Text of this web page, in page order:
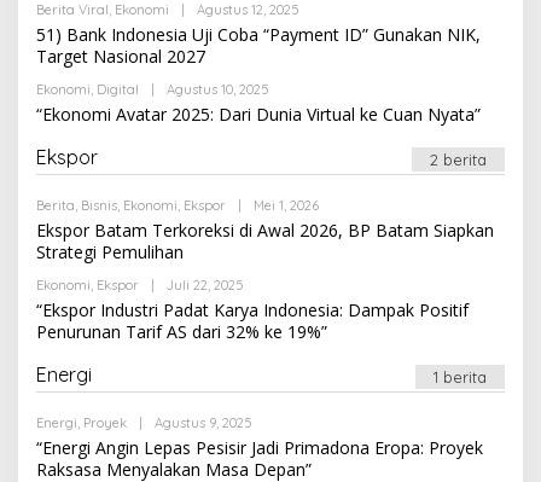
Berita Viral, Ekonomi Agustus 12, 2025
Newssportsaz_0q4zf1
51) Bank Indonesia Uji Coba “Payment ID” Gunakan NIK,
Target Nasional 2027
Ekonomi, Digital Agustus 10, 2025
Newssportsaz_0q4zf1
“Ekonomi Avatar 2025: Dari Dunia Virtual ke Cuan Nyata”
Ekspor 2 berita
Berita, Bisnis, Ekonomi, Ekspor Mei 1, 2026Oleh
Ekspor Batam Terkoreksi di Awal 2026, BP Batam Siapkan
Strategi Pemulihan
Ekonomi, Ekspor Juli 22, 2025
Newssportsaz_0q4zf1
“Ekspor Industri Padat Karya Indonesia: Dampak Positif
Penurunan Tarif AS dari 32% ke 19%”
Energi 1 berita
Energi, Proyek Agustus 9, 2025
Newssportsaz_0q4zf1
“Energi Angin Lepas Pesisir Jadi Primadona Eropa: Proyek
Raksasa Menyalakan Masa Depan”